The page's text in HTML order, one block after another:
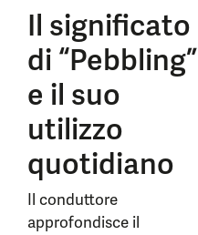
Il significato
di “Pebbling”
e il suo
utilizzo
quotidiano
Il conduttore
approfondisce il